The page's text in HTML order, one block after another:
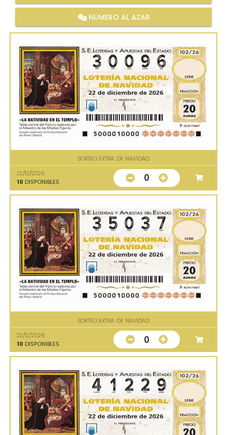
NÚMERO AL AZAR
SORTEO EXTRA. DE NAVIDAD
22/12/2026
10 DISPONIBLES 0
SORTEO EXTRA. DE NAVIDAD
22/12/2026
10 DISPONIBLES 0